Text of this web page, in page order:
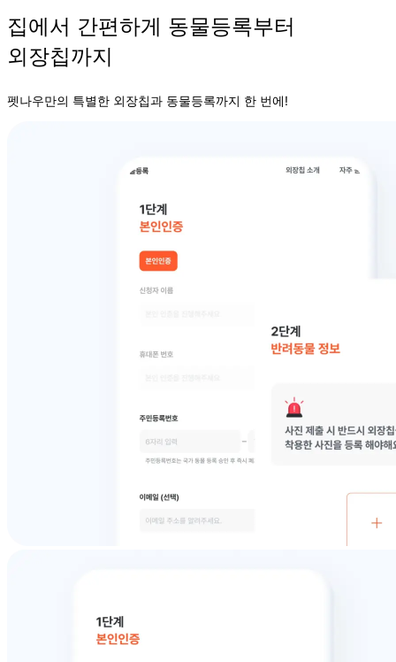
집에서 간편하게 동물등록부터
외장칩까지
펫나우만의 특별한 외장칩과 동물등록까지 한 번에!